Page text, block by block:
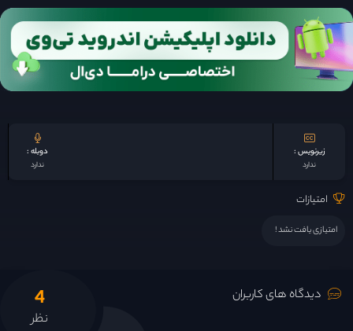
زیرنویس :
ندارد
دوبله :
ندارد
امتیازات
امتیازی یافت نشد !
دیدگاه های کاربران 4
نظر